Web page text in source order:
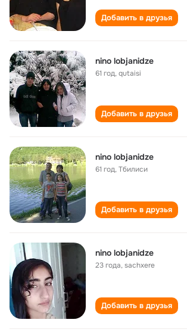
Добавить в друзья
nino lobjanidze
61 год,qutaisi
Добавить в друзья
nino lobjanidze
61 год,Тбилиси
Добавить в друзья
nino lobjanidze
23 года,sachxere
Добавить в друзья